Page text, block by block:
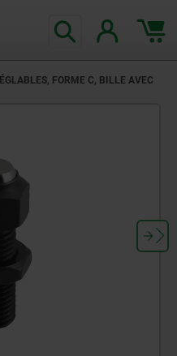
FORME C, BILLE AVEC